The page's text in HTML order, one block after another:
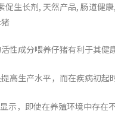
性成分喂养仔猪有利于其健
高生产水平，而在疾病初起
示，即使在养殖环境中存在